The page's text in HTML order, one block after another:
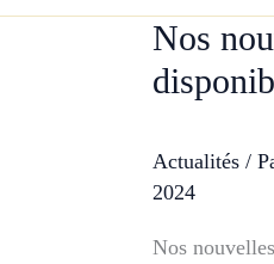
Nos
Actualités /
2024
Nos